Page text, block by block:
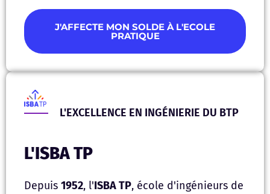
J'AFFECTE MON SOLDE À L'ECOLE
PRATIQUE
L'EXCELLENCE EN INGÉNIERIE DU BTP
L'ISBA TP
Depuis 1952, l'ISBA TP, école d'ingénieurs de